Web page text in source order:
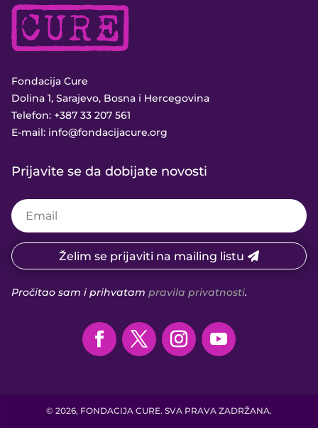
Fondacija Cure
Dolina 1, Sarajevo, Bosna i Hercegovina
Telefon: +387 33 207 561
E-mail: info@fondacijacure.org
Prijavite se da dobijate novosti
Želim se prijaviti na mailing listu
Pročitao sam i prihvatam pravila privatnosti.
© 2026, FONDACIJA CURE. SVA PRAVA ZADRŽANA.